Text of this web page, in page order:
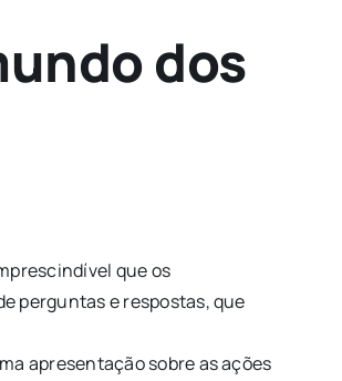
dos
que os
perguntas e respostas, que
apresentação sobre as ações